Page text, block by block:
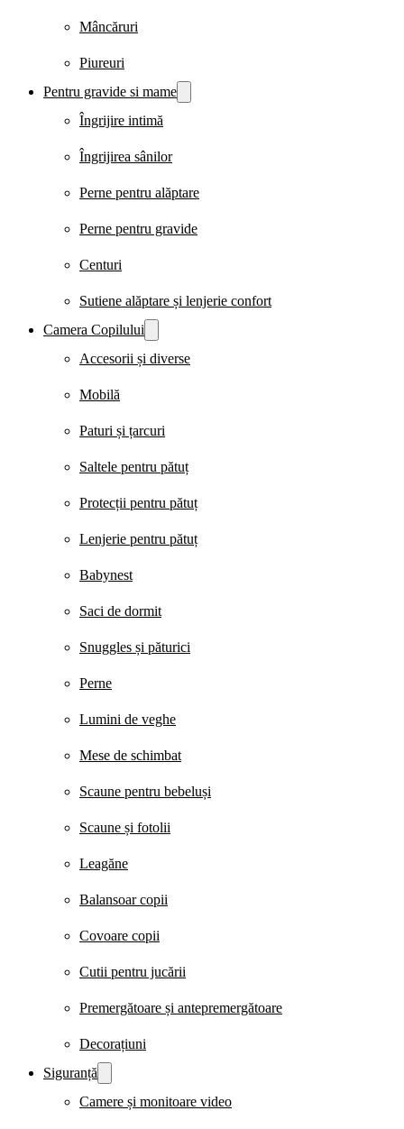
Mâncăruri
Piureuri
Pentru gravide si mame
Îngrijire intimă
Îngrijirea sânilor
Perne pentru alăptare
Perne pentru gravide
Centuri
Sutiene alăptare și lenjerie confort
Camera Copilului
Accesorii și diverse
Mobilă
Paturi și țarcuri
Saltele pentru pătuț
Protecții pentru pătuț
Lenjerie pentru pătuț
Babynest
Saci de dormit
Snuggles și păturici
Perne
Lumini de veghe
Mese de schimbat
Scaune pentru bebeluși
Scaune și fotolii
Leagăne
Balansoar copii
Covoare copii
Cutii pentru jucării
Premergătoare și antepremergătoare
Decorațiuni
Siguranță
Camere și monitoare video